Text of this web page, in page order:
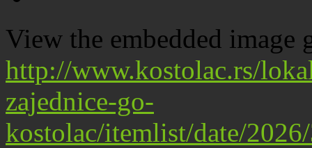
View the embedded image
http://www.kostolac.rs/
zajednice-go-
kostolac/itemlist/date/